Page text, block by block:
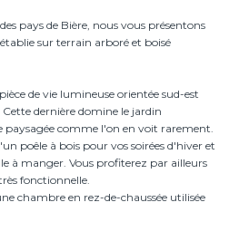
pays de Bière, nous vous présentons
sur terrain arboré et boisé
de vie lumineuse orientée sud-est
Cette dernière domine le jardin
comme l'on en voit rarement.
poêle à bois pour vos soirées d'hiver et
à manger. Vous profiterez par ailleurs
fonctionnelle.
chambre en rez-de-chaussée utilisée